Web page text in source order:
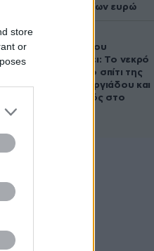
store
or
εκατομμυρίων ευρώ
Τζώρτζογλου
αποκαλύπτει: Το νεκρό
έμβρυο στο σπίτι της
Μαρίας Γεωργιάδου και
ο εγκλεισμός στο